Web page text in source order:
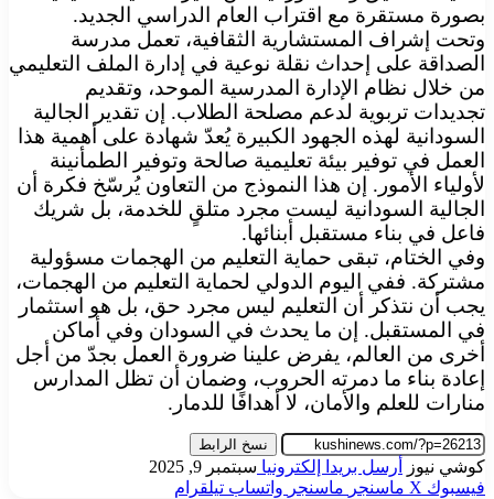
بصورة مستقرة مع اقتراب العام الدراسي الجديد.
وتحت إشراف المستشارية الثقافية، تعمل مدرسة
الصداقة على إحداث نقلة نوعية في إدارة الملف التعليمي
من خلال نظام الإدارة المدرسية الموحد، وتقديم
تجديدات تربوية لدعم مصلحة الطلاب. إن تقدير الجالية
السودانية لهذه الجهود الكبيرة يُعدّ شهادة على أهمية هذا
العمل في توفير بيئة تعليمية صالحة وتوفير الطمأنينة
لأولياء الأمور. إن هذا النموذج من التعاون يُرسّخ فكرة أن
الجالية السودانية ليست مجرد متلقٍ للخدمة، بل شريك
فاعل في بناء مستقبل أبنائها.
وفي الختام، تبقى حماية التعليم من الهجمات مسؤولية
مشتركة. ففي اليوم الدولي لحماية التعليم من الهجمات،
يجب أن نتذكر أن التعليم ليس مجرد حق، بل هو استثمار
في المستقبل. إن ما يحدث في السودان وفي أماكن
أخرى من العالم، يفرض علينا ضرورة العمل بجدّ من أجل
إعادة بناء ما دمرته الحروب، وضمان أن تظل المدارس
منارات للعلم والأمان، لا أهدافًا للدمار.
نسخ الرابط
كوشي نيوز أرسل بريدا إلكترونيا سبتمبر 9, 2025
فيسبوك ‫X ماسنجر ماسنجر واتساب تيلقرام